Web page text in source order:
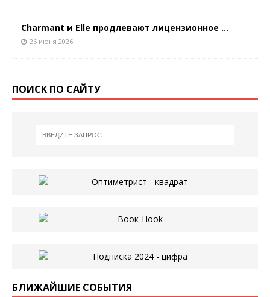
Charmant и Elle продлевают лицензионное ...
26 июня 2026
ПОИСК ПО САЙТУ
БЛИЖАЙШИЕ СОБЫТИЯ